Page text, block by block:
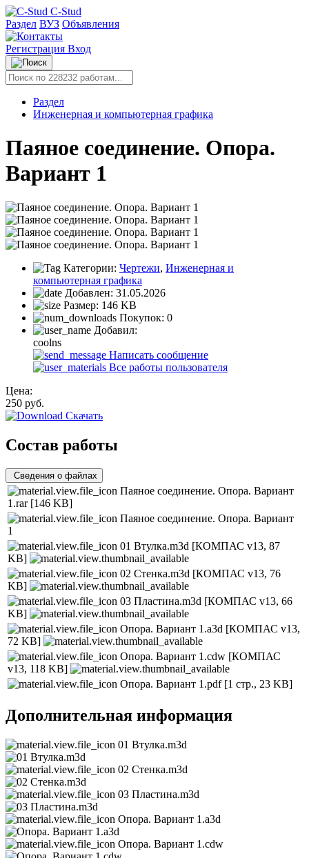
C-Stud
Раздел ВУЗ Объявления
Регистрация Вход
Раздел
Инженерная и компьютерная графика
Паяное соединение. Опора.
Вариант 1
Категории: Чертежи, Инженерная и
компьютерная графика
Добавлен: 31.05.2026
Размер: 146 KB
Покупок: 0
Добавил:
coolns
Написать сообщение
Все работы пользователя
Цена:
250 руб.
Скачать
Состав работы
Сведения о файлах
Паяное соединение. Опора. Вариант
1.rar [146 KB]
Паяное соединение. Опора. Вариант
1
01 Втулка.m3d [КОМПАС v13, 87
KB]
02 Стенка.m3d [КОМПАС v13, 76
KB]
03 Пластина.m3d [КОМПАС v13, 66
KB]
Опора. Вариант 1.a3d [КОМПАС v13,
72 KB]
Опора. Вариант 1.cdw [КОМПАС
v13, 118 KB]
Опора. Вариант 1.pdf [1 стр., 23 KB]
Дополнительная информация
01 Втулка.m3d
02 Стенка.m3d
03 Пластина.m3d
Опора. Вариант 1.a3d
Опора. Вариант 1.cdw